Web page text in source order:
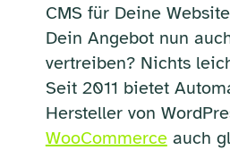
CMS für Deine
Dein Angebot nun
vertreiben? Nichts
Seit 2011 bietet
Hersteller von
WooCommerceauch